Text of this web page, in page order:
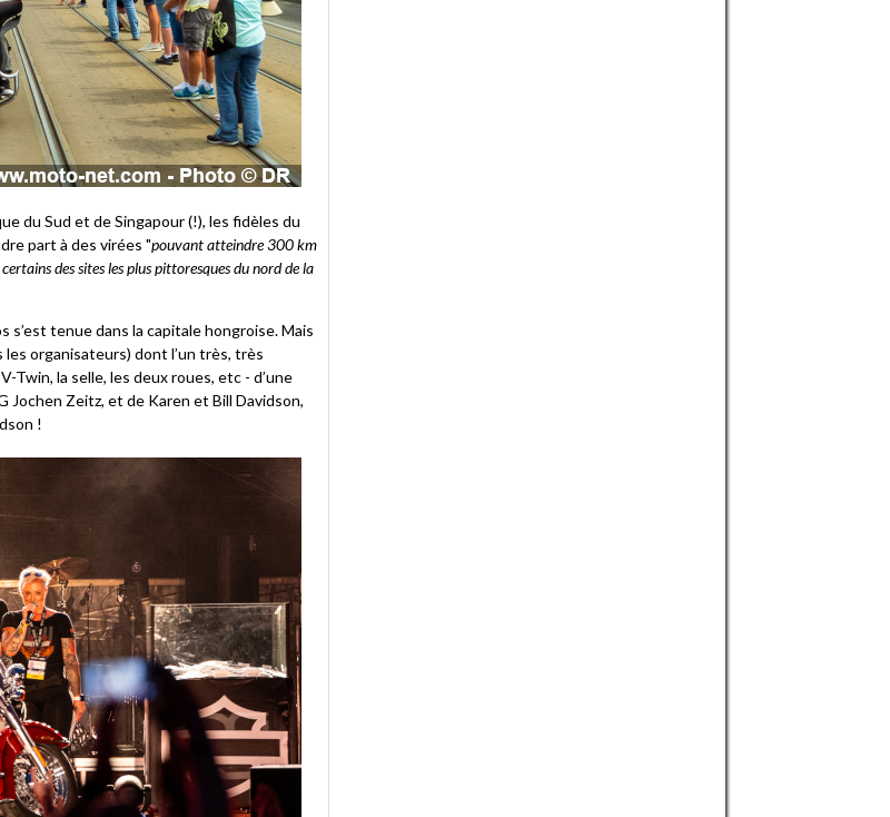
du Sud et de Singapour (!), les fidèles du
part à des virées "pouvant atteindre 300 km
des sites les plus pittoresques du nord de la
tenue dans la capitale hongroise. Mais
les organisateurs) dont l’un très, très
Twin, la selle, les deux roues, etc - d’une
Jochen Zeitz, et de Karen et Bill Davidson,
!